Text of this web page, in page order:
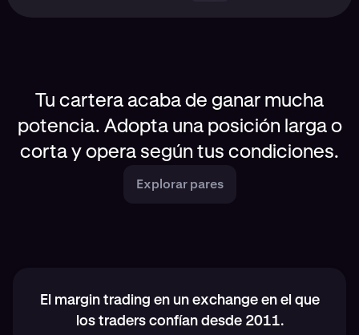
Tu cartera acaba de ganar mucha
potencia. Adopta una posición larga o
corta y opera según tus condiciones.
Explorar pares
El margin trading en un exchange en el que
los traders confían desde 2011.